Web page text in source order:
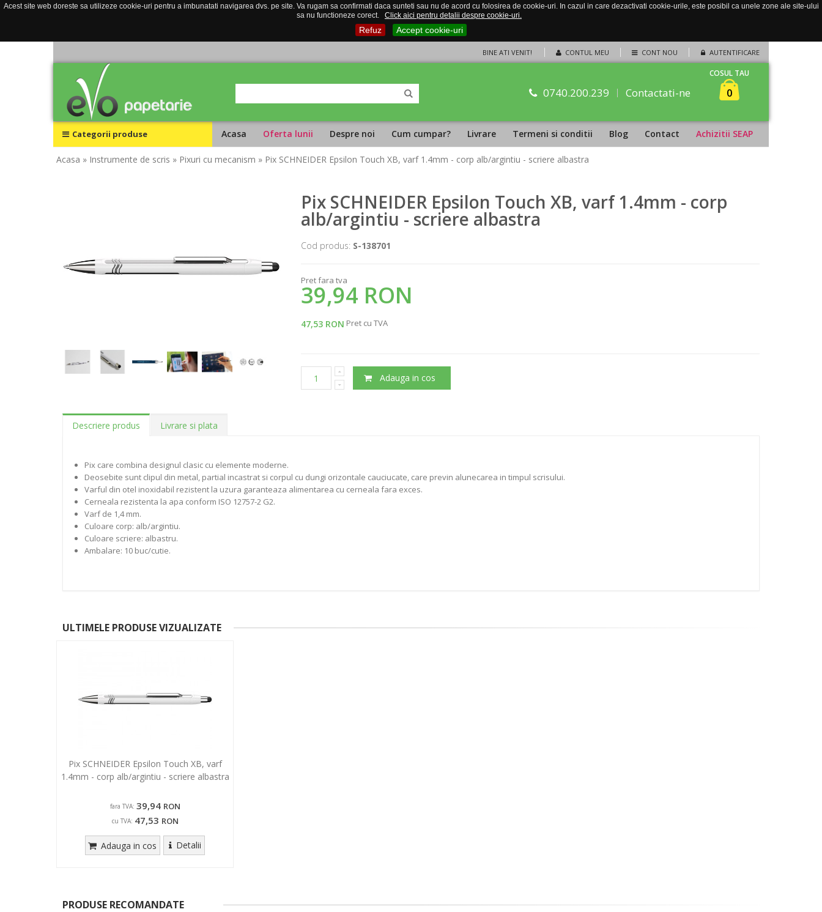
Acest site web doreste sa utilizeze cookie-uri pentru a imbunatati navigarea dvs. pe site. Va rugam sa confirmati daca sunteti sau nu de acord cu folosirea de cookie-uri. In cazul in care dezactivati cookie-urile, este posibil ca unele zone ale site-ului
sa nu functioneze corect.
Click aici pentru detalii despre cookie-uri.
Refuz Accept cookie-uri
CONTUL MEU CONT NOU AUTENTIFICARE
BINE ATI VENIT!
0740.200.239 Contactati-ne
COSUL TAU
0
Categorii produse Acasa Oferta lunii Despre noi Cum cumpar? Livrare Termeni si conditii Blog Contact Achizitii SEAP
Acasa » Instrumente de scris » Pixuri cu mecanism » Pix SCHNEIDER Epsilon Touch XB, varf 1.4mm - corp alb/argintiu - scriere albastra
Pix SCHNEIDER Epsilon Touch XB, varf 1.4mm - corp
alb/argintiu - scriere albastra
Cod produs: S-138701
Pret fara tva
39,94 RON
47,53 RON Pret cu TVA
Adauga in cos
Descriere produs Livrare si plata
Pix care combina designul clasic cu elemente moderne.
Deosebite sunt clipul din metal, partial incastrat si corpul cu dungi orizontale cauciucate, care previn alunecarea in timpul scrisului.
Varful din otel inoxidabil rezistent la uzura garanteaza alimentarea cu cerneala fara exces.
Cerneala rezistenta la apa conform ISO 12757-2 G2.
Varf de 1,4 mm.
Culoare corp: alb/argintiu.
Culoare scriere: albastru.
Ambalare: 10 buc/cutie.
ULTIMELE PRODUSE VIZUALIZATE
Pix SCHNEIDER Epsilon Touch XB, varf
1.4mm - corp alb/argintiu - scriere albastra
fara TVA: 39,94 RON
cu TVA: 47,53 RON
Adauga in cos Detalii
PRODUSE RECOMANDATE